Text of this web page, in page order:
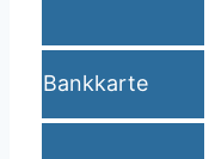
Bankkarte